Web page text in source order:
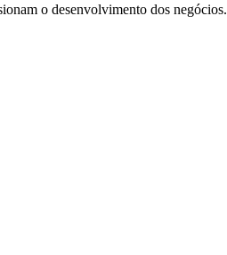
o desenvolvimento dos negócios.